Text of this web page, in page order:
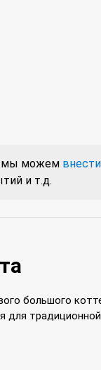
мы можем
и т.д.
большого
для